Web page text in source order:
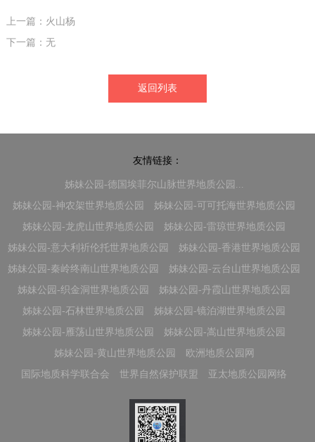
上一篇：火山杨
下一篇：无
返回列表
友情链接：
姊妹公园-德国埃菲尔山脉世界地质公园...
姊妹公园-神农架世界地质公园
姊妹公园-可可托海世界地质公园
姊妹公园-龙虎山世界地质公园
姊妹公园-雷琼世界地质公园
姊妹公园-意大利祈伦托世界地质公园
姊妹公园-香港世界地质公园
姊妹公园-秦岭终南山世界地质公园
姊妹公园-云台山世界地质公园
姊妹公园-织金洞世界地质公园
姊妹公园-丹霞山世界地质公园
姊妹公园-石林世界地质公园
姊妹公园-镜泊湖世界地质公园
姊妹公园-雁荡山世界地质公园
姊妹公园-嵩山世界地质公园
姊妹公园-黄山世界地质公园
欧洲地质公园网
国际地质科学联合会
世界自然保护联盟 亚太地质公园网络